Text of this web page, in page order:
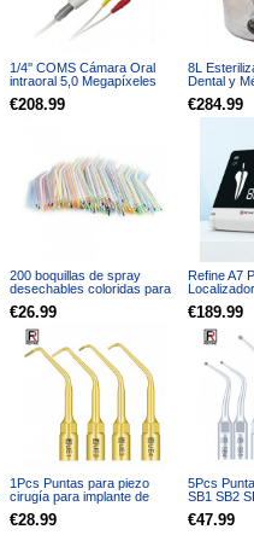
1/4'' COMS Cámara Oral
intraoral 5,0 Megapíxeles
€208.99
8L
Dental y
€284.99
200 boquillas de spray
desechables coloridas para
vías
€26.99
Refine A7
pantalla
€189.99
1Pcs Puntas para piezo
cirugía para implante de
elevación de seno para
corte óseo UE1 UE2 UE3
€28.99
5Pcs
SB1 SB2
EMS
€47.99